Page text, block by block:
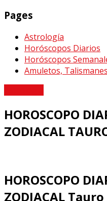
Pages
Astrología
Horóscopos Diarios
Horóscopos
Amuletos,
HOROSCOPO
ZODIACAL
HOROSCOPO
ZODIACAL Tauro